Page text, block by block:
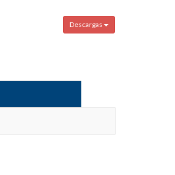
Descargas